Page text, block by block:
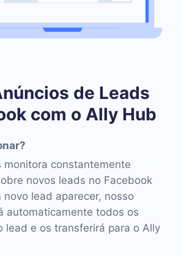
de Leads
com o Ally Hub
monitora constantemente
novos leads no Facebook
novo lead aparecer, nosso
automaticamente todos os
lead e os transferirá para o Ally